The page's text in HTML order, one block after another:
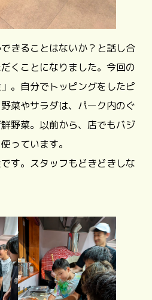
きることはないか？と話し合
くことになりました。今回の
。自分でトッピングをしたピ
菜やサラダは、パーク内のぐ
野菜。以前から、店でもバジ
っています。
す。スタッフもどきどきしな